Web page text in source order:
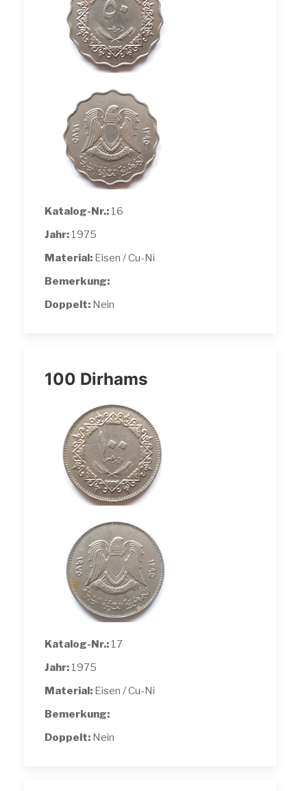
Katalog-Nr.: 16
Jahr: 1975
Material: Eisen / Cu-Ni
Bemerkung:
Doppelt: Nein
100 Dirhams
Katalog-Nr.: 17
Jahr: 1975
Material: Eisen / Cu-Ni
Bemerkung:
Doppelt: Nein